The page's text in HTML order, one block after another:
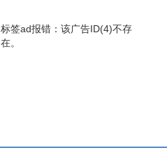
标签ad报错：该广告ID(4)不存
在。